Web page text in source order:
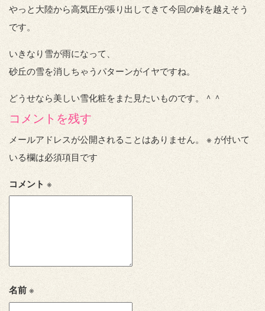
やっと大陸から高気圧が張り出してきて今回の峠を越えそう
です。
いきなり雪が雨になって、
砂丘の雪を消しちゃうパターンがイヤですね。
どうせなら美しい雪化粧をまた見たいものです。＾＾
コメントを残す
メールアドレスが公開されることはありません。 ※ が付いて
いる欄は必須項目です
コメント※
名前※